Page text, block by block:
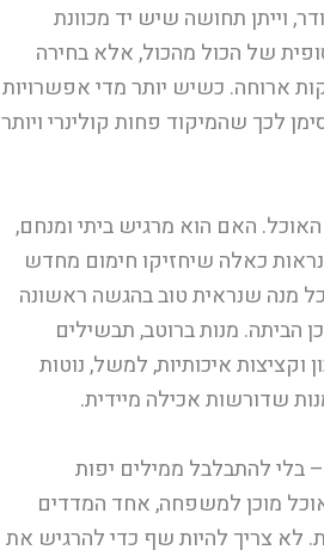
וייתן תחושה שיש יד מכוונת
של הכול מהכול, אלא בחירה
ארוחה. כשיש יותר מדי אפשרויות
לכך שהמיקוד פחות קולינרי ויותר
האם הוא מרגיש ביתי ומנחם,
כאלה שיחזיקו חימום מחדש
מנה שנראית טוב בהגשה ראשונה
הביתה. מנות ברוטב, תבשילים
וקציצות איכותיות, למשל, נוטות
שדורשות אכילה מיידית.
– בלי להתבלבל ממילים יפות
מוכן למשפחה, אחד המדדים
לא צריך להיות שף כדי להרגיש את